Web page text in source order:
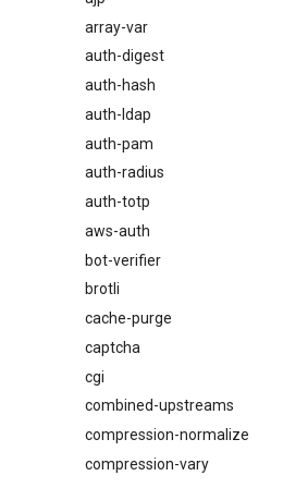
$browser_name
$browser_version
$device_brand
$device_json
$device_model
$device_type
$is_ai_crawler
$is_bot
$is_console
$is_desktop
$is_mobile
$is_tablet
$is_wearable
$os_family
$os_name
array-var
auth-digest
auth-hash
auth-ldap
auth-pam
auth-radius
auth-totp
aws-auth
bot-verifier
brotli
cache-purge
captcha
cgi
combined-upstreams
compression-normalize
compression-vary